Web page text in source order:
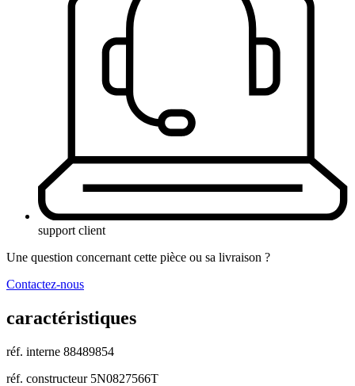
support client
Une question concernant cette pièce ou sa livraison ?
Contactez-nous
caractéristiques
réf. interne 88489854
réf. constructeur 5N0827566T